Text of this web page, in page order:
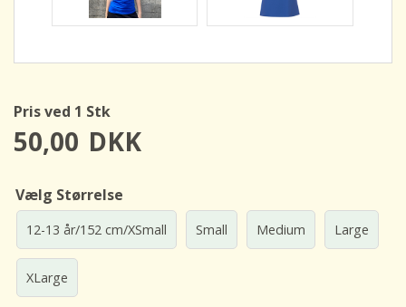
Pris ved 1 Stk
50,00 DKK
Vælg Størrelse
12-13 år/152 cm/XSmall Small Medium Large
XLarge